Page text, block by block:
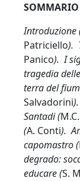
SOMMARIO
Introduzione
Patriciello).
Panico). I
tragedia
terra del
Salvadorini
Santadi (
(A. Conti).
capomastro (
degrado:
educare (S.